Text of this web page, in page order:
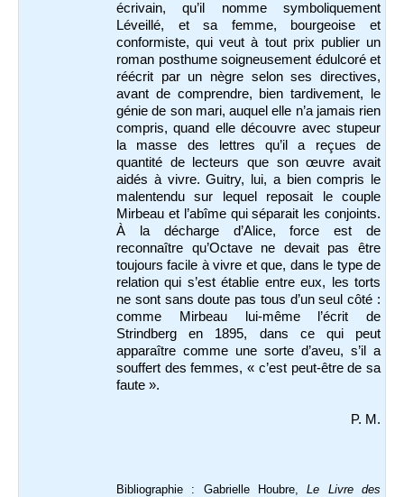
écrivain, qu’il nomme symboliquement
Léveillé, et sa femme, bourgeoise et
conformiste, qui veut à tout prix publier un
roman posthume soigneusement édulcoré et
réécrit par un nègre selon ses directives,
avant de comprendre, bien tardivement, le
génie de son mari, auquel elle n’a jamais rien
compris, quand elle découvre avec stupeur
la masse des lettres qu’il a reçues de
quantité de lecteurs que son œuvre avait
aidés à vivre. Guitry, lui, a bien compris le
malentendu sur lequel reposait le couple
Mirbeau et l’abîme qui séparait les conjoints.
À la décharge d’Alice, force est de
reconnaître qu’Octave ne devait pas être
toujours facile à vivre et que, dans le type de
relation qui s’est établie entre eux, les torts
ne sont sans doute pas tous d’un seul côté :
comme Mirbeau lui-même l’écrit de
Strindberg en 1895, dans ce qui peut
apparaître comme une sorte d’aveu, s’il a
souffert des femmes, « c’est peut-être de sa
faute ».
P. M.
Bibliographie : Gabrielle Houbre,Le Livre des